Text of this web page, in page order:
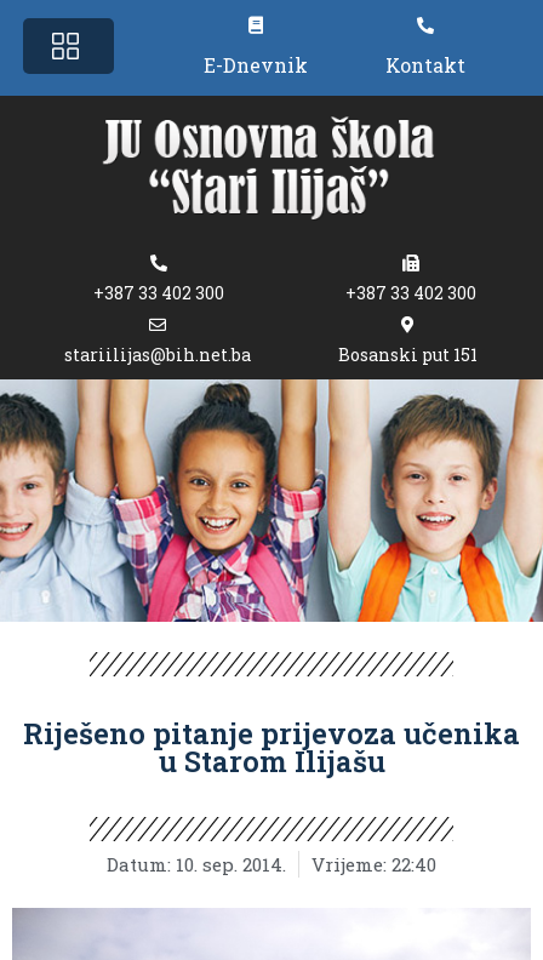
E-Dnevnik Kontakt
+387 33 402 300 +387 33 402 300
stariilijas@bih.net.ba Bosanski put 151
Riješeno pitanje prijevoza učenika
u Starom Ilijašu
Datum: 10. sep. 2014. Vrijeme: 22:40